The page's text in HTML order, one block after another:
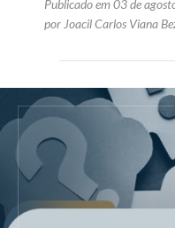
Publicado em 03 de
por Joacil Carlos Viana